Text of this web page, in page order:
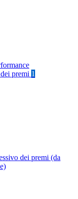
premi 1
dei premi (da